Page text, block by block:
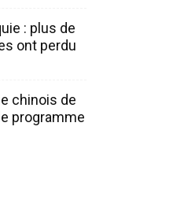
: plus de
ont perdu
chinois de
programme